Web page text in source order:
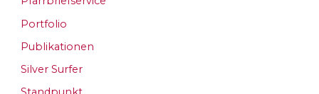
Portfolio
Publikationen
Silver Surfer